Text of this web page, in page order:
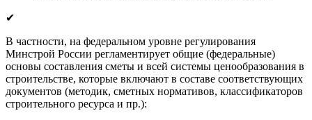
✔
В частности, на федеральном уровне регулирования
Минстрой России регламентирует общие (федеральные)
основы составления сметы и всей системы ценообразования в
строительстве, которые включают в составе соответствующих
документов (методик, сметных нормативов, классификаторов
строительного ресурса и пр.):